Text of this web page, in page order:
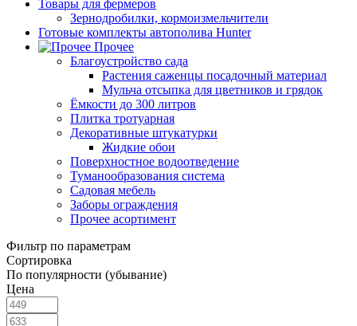
Товары для фермеров
Зернодробилки, кормоизмельчители
Готовые комплекты автополива Hunter
Прочее
Благоустройство сада
Растения саженцы посадочный материал
Мульча отсыпка для цветников и грядок
Ёмкости до 300 литров
Плитка тротуарная
Декоративные штукатурки
Жидкие обои
Поверхностное водоотведение
Туманообразования система
Садовая мебель
Заборы ограждения
Прочее асортимент
Фильтр по параметрам
Сортировка
По популярности (убывание)
Цена